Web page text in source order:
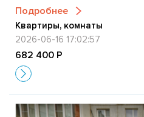
Подробнее
Квартиры, комнаты
2026-06-16 17:02:57
682 400 Р